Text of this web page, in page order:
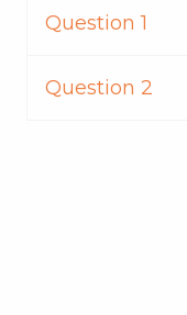
Question 1
Question 2